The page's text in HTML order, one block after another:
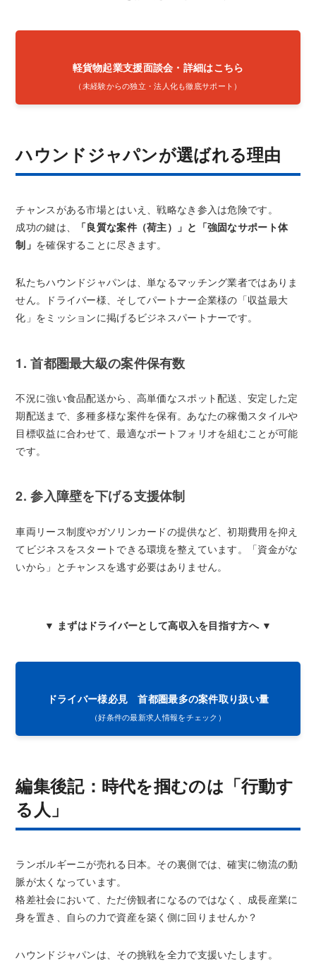
軽貨物起業支援面談会・詳細はこちら
（未経験からの独立・法人化も徹底サポート）
ハウンドジャパンが選ばれる理由
チャンスがある市場とはいえ、戦略なき参入は危険です。
成功の鍵は、
「良質な案件（荷主）」と「強固なサポート体
制」 を確保することに尽きます。
私たちハウンドジャパンは、単なるマッチング業者ではありま
せん。ドライバー様、そしてパートナー企業様の「収益最大
化」をミッションに掲げるビジネスパートナーです。
1. 首都圏最大級の案件保有数
不況に強い食品配送から、高単価なスポット配送、安定した定
期配送まで、多種多様な案件を保有。あなたの稼働スタイルや
目標収益に合わせて、最適なポートフォリオを組むことが可能
です。
2. 参入障壁を下げる支援体制
車両リース制度やガソリンカードの提供など、初期費用を抑え
てビジネスをスタートできる環境を整えています。「資金がな
いから」とチャンスを逃す必要はありません。
▼ まずはドライバーとして高収入を目指す方へ ▼
ドライバー様必見 首都圏最多の案件取り扱い量
（好条件の最新求人情報をチェック）
編集後記：時代を掴むのは「行動す
る人」
ランボルギーニが売れる日本。その裏側では、確実に物流の動
脈が太くなっています。
格差社会において、ただ傍観者になるのではなく、成長産業に
身を置き、自らの力で資産を築く側に回りませんか？
ハウンドジャパンは、その挑戦を全力で支援いたします。